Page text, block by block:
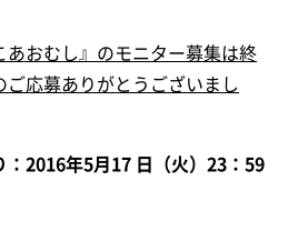
あおむし』のモニター募集は終
ご応募ありがとうございまし
：2016年5月17 日（火）23：59